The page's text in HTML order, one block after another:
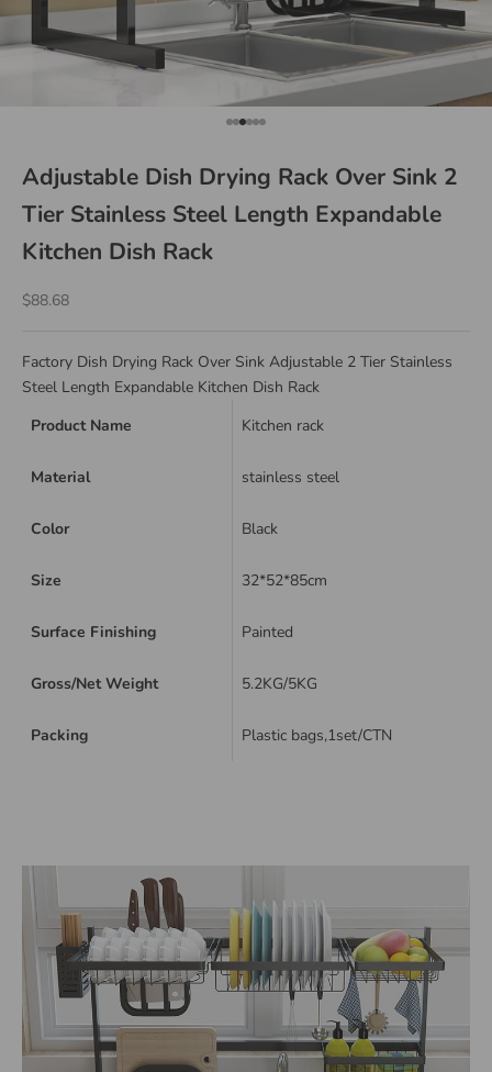
Go to item 1
Go to item 2
Go to item 3
Go to item 4
Go to item 5
Go to item 6
Adjustable Dish Drying Rack Over Sink 2
Tier Stainless Steel Length Expandable
Kitchen Dish Rack
Sale price
$88.68
Factory Dish Drying Rack Over Sink Adjustable 2 Tier Stainless
Steel Length Expandable Kitchen Dish Rack
Product Name
Kitchen rack
Material stainless steel
Color Black
Size 32*52*85cm
Surface Finishing Painted
Gross/Net Weight 5.2KG/5KG
Packing Plastic bags,1set/CTN